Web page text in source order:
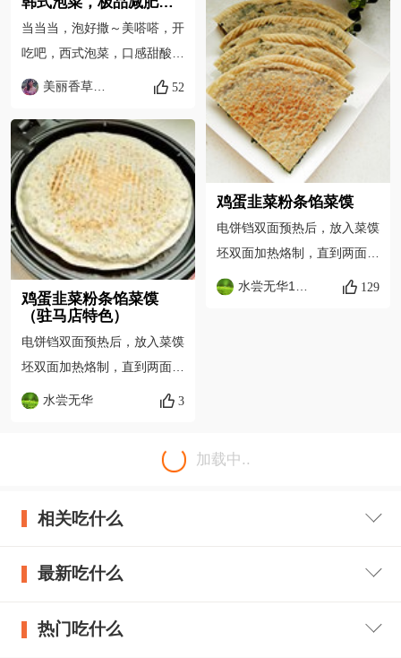
身菜
当当当，泡好撒～美嗒嗒，开
吃吧，西式泡菜，口感甜酸脆
嫩香，而且营养丰富！和韩式
饮食的健康生活哈，是道地道
的排毒瘦身菜
美丽香草怡人 52
鸡蛋韭菜粉条馅菜馍
（驻马店特色）
电饼铛双面预热后，放入菜馍
坯双面加热烙制，直到两面微
黄。（为了避免加热不均，中
饮食要求。（这个菜馍烙时根
菜馍厚多烙会，薄了少烙
水尝无华 3
火收汁。
鸡蛋韭菜粉条馅菜馍
电饼铛双面预热后，放入菜馍
坯双面加热烙制，直到两面微
黄。（为了避免加热不均，中
水尝无华1116 129
加载中..
相关吃什么
最新吃什么
热门吃什么